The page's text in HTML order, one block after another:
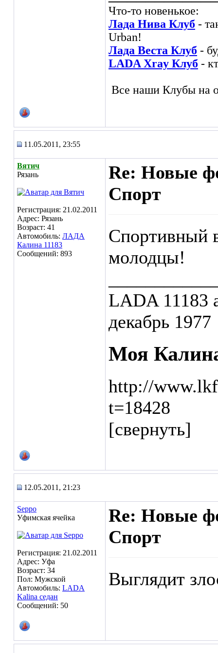
Что-то новенькое:
Лада Нива Клуб -
Urban!
Лада Веста Клуб -
LADA Xray Клуб -
Все наши Клубы на
11.05.2011, 23:55
Вятич
Рязань
Регистрация: 21.02.2011
Адрес: Рязань
Возраст: 41
Автомобиль: ЛАДА
Калина 11183
Сообщений: 893
Re: Новые
Спорт
Спортивный
молодцы!
LADA 11183
декабрь 1977
Моя
http://
t=18428
[свернуть]
12.05.2011, 21:23
Seppo
Уфимская ячейка
Регистрация: 21.02.2011
Адрес: Уфа
Возраст: 34
Пол: Мужской
Автомобиль: LADA
Kalina седан
Сообщений: 50
Re: Новые
Спорт
Выглядит